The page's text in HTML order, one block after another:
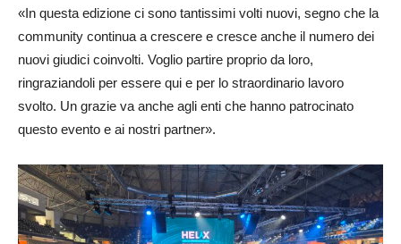
«In questa edizione ci sono tantissimi volti nuovi, segno che la
community continua a crescere e cresce anche il numero dei
nuovi giudici coinvolti. Voglio partire proprio da loro,
ringraziandoli per essere qui e per lo straordinario lavoro
svolto. Un grazie va anche agli enti che hanno patrocinato
questo evento e ai nostri partner».